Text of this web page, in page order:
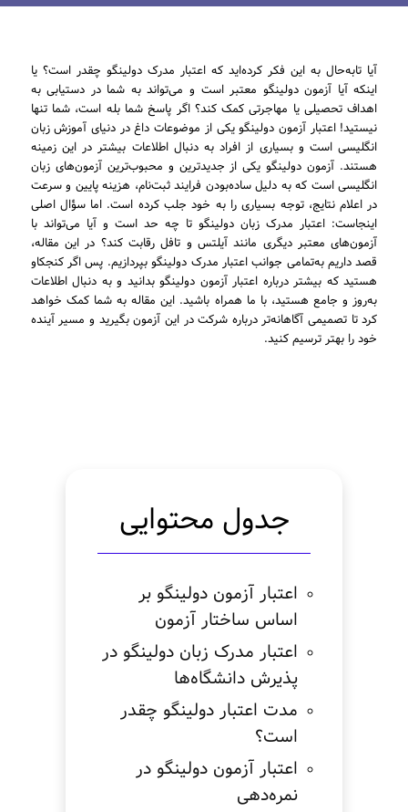
آیا تابه‌حال به این فکر کرده‌اید که اعتبار مدرک دولینگو چقدر است؟ یا
اینکه آیا آزمون دولینگو معتبر است و می‌تواند به شما در دستیابی به
اهداف تحصیلی یا مهاجرتی کمک کند؟ اگر پاسخ شما بله است، شما تنها
نیستید! اعتبار آزمون دولینگو یکی از موضوعات داغ در دنیای آموزش زبان
انگلیسی است و بسیاری از افراد به دنبال اطلاعات بیشتر در این زمینه
هستند. آزمون دولینگو یکی از جدیدترین و محبوب‌ترین آزمون‌های زبان
انگلیسی است که به دلیل ساده‌بودن فرایند ثبت‌نام، هزینه پایین و سرعت
در اعلام نتایج، توجه بسیاری را به خود جلب کرده است. اما سؤال اصلی
اینجاست: اعتبار مدرک زبان دولینگو تا چه حد است و آیا می‌تواند با
آزمون‌های معتبر دیگری مانند آیلتس و تافل رقابت کند؟ در این مقاله،
قصد داریم به‌تمامی جوانب اعتبار مدرک دولینگو بپردازیم. پس اگر کنجکاو
هستید که بیشتر درباره اعتبار آزمون دولینگو بدانید و به دنبال اطلاعات
به‌روز و جامع هستید، با ما همراه باشید. این مقاله به شما کمک خواهد
کرد تا تصمیمی آگاهانه‌تر درباره شرکت در این آزمون بگیرید و مسیر آینده
خود را بهتر ترسیم کنید.
جدول محتوایی
اعتبار آزمون دولینگو بر
اساس ساختار آزمون
اعتبار مدرک زبان دولینگو در
پذیرش دانشگاه‌ها
مدت اعتبار دولینگو چقدر
است؟
اعتبار آزمون دولینگو در
نمره‌دهی